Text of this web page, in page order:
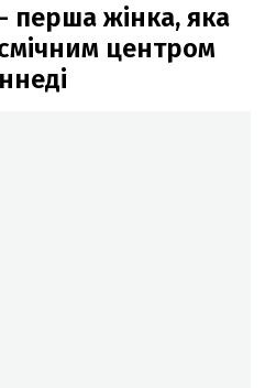
перша жінка, яка
центром